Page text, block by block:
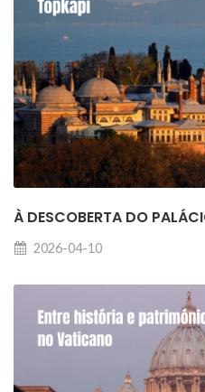
À DESCOBERTA DO
2026-04-10